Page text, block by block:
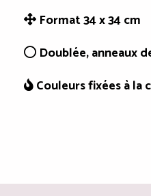
 Format 34 x 34 cm
 Doublée, anneaux
 Couleurs fixées à la